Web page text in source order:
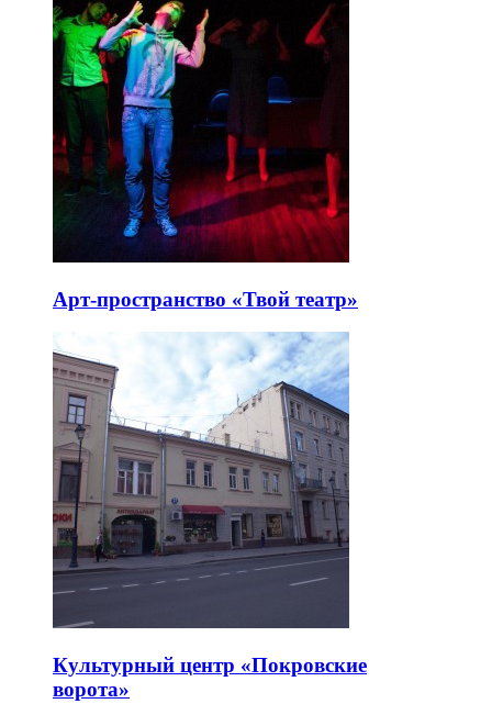
Арт-пространство «Твой театр»
Культурный центр «Покровские
ворота»